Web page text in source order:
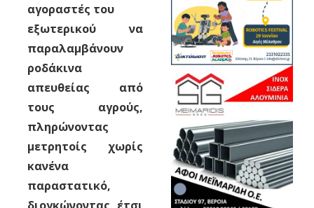
αγοραστές του
εξωτερικού να
παραλαμβάνουν
ροδάκινα
απευθείας από
τους αγρούς,
πληρώνοντας
μετρητοίς χωρίς
κανένα
παραστατικό,
διογκώνοντας έτσι